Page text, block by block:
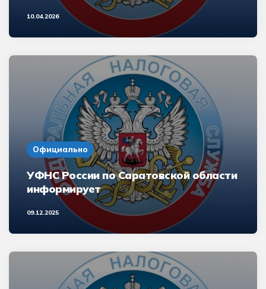
10.04.2026
Официально
УФНС России по Саратовской области
информирует
09.12.2025